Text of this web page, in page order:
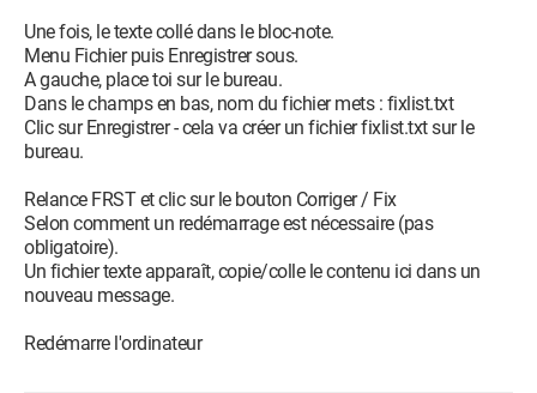
Une fois, le texte collé dans le bloc-note.
Menu Fichier puis Enregistrer sous.
A gauche, place toi sur le bureau.
Dans le champs en bas, nom du fichier mets : fixlist.txt
Clic sur Enregistrer - cela va créer un fichier fixlist.txt sur le
bureau.
Relance FRST et clic sur le bouton Corriger / Fix
Selon comment un redémarrage est nécessaire (pas
obligatoire).
Un fichier texte apparaît, copie/colle le contenu ici dans un
nouveau message.
Redémarre l'ordinateur